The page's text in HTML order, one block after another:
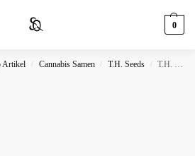
0
Artikel / Cannabis Samen / T.H. Seeds / T.H. Seeds Stracciatella Do-Si-Dos X Sbc